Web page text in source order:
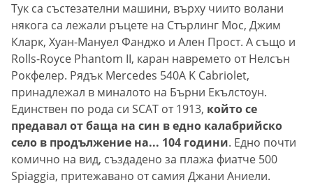
Тук са състезателни машини, върху чиито волани
някога са лежали ръцете на Стърлинг Мос, Джим
Кларк, Хуан-Мануел Фанджо и Ален Прост. А също и
Rolls-Royce Phantom II, каран навремето от Нелсън
Рокфелер. Рядък Mercedes 540A K Cabriolet,
принадлежал в миналото на Бърни Екълстоун.
Единствен по рода си SCAT от 1913, който се
предавал от баща на син в едно калабрийско
село в продължение на... 104 години. Едно почти
комично на вид, създадено за плажа фиатче 500
Spiaggia, притежавано от самия Джани Аниели.